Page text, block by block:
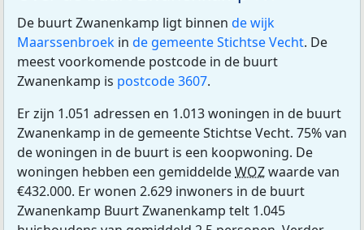
De buurt Zwanenkamp ligt binnen de wijk
Maarssenbroek in de gemeente Stichtse Vecht. De
meest voorkomende postcode in de buurt
Zwanenkamp is postcode 3607.
Er zijn 1.051 adressen en 1.013 woningen in de buurt
Zwanenkamp in de gemeente Stichtse Vecht. 75% van
de woningen in de buurt is een koopwoning. De
woningen hebben een gemiddeldeWOZwaarde van
€432.000. Er wonen 2.629 inwoners in de buurt
Zwanenkamp Buurt Zwanenkamp telt 1.045